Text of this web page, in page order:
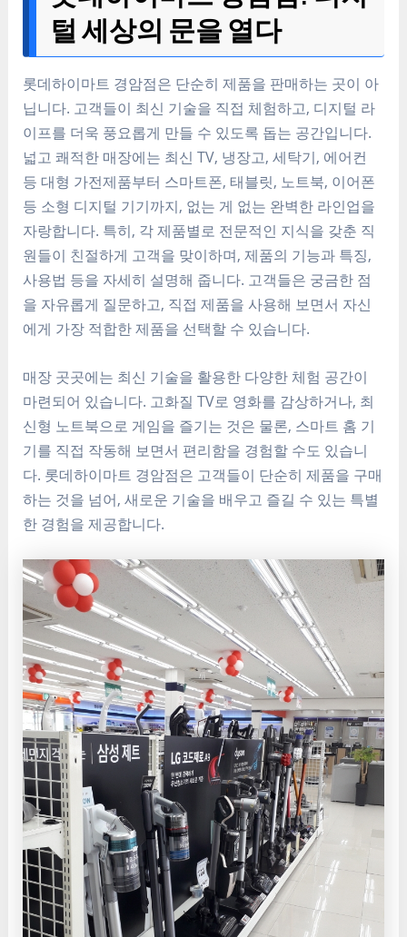
털 세상의 문을 열다
롯데하이마트 경암점은 단순히 제품을 판매하는 곳이 아
닙니다. 고객들이 최신 기술을 직접 체험하고, 디지털 라
이프를 더욱 풍요롭게 만들 수 있도록 돕는 공간입니다.
넓고 쾌적한 매장에는 최신 TV, 냉장고, 세탁기, 에어컨
등 대형 가전제품부터 스마트폰, 태블릿, 노트북, 이어폰
등 소형 디지털 기기까지, 없는 게 없는 완벽한 라인업을
자랑합니다. 특히, 각 제품별로 전문적인 지식을 갖춘 직
원들이 친절하게 고객을 맞이하며, 제품의 기능과 특징,
사용법 등을 자세히 설명해 줍니다. 고객들은 궁금한 점
을 자유롭게 질문하고, 직접 제품을 사용해 보면서 자신
에게 가장 적합한 제품을 선택할 수 있습니다.
매장 곳곳에는 최신 기술을 활용한 다양한 체험 공간이
마련되어 있습니다. 고화질 TV로 영화를 감상하거나, 최
신형 노트북으로 게임을 즐기는 것은 물론, 스마트 홈 기
기를 직접 작동해 보면서 편리함을 경험할 수도 있습니
다. 롯데하이마트 경암점은 고객들이 단순히 제품을 구매
하는 것을 넘어, 새로운 기술을 배우고 즐길 수 있는 특별
한 경험을 제공합니다.